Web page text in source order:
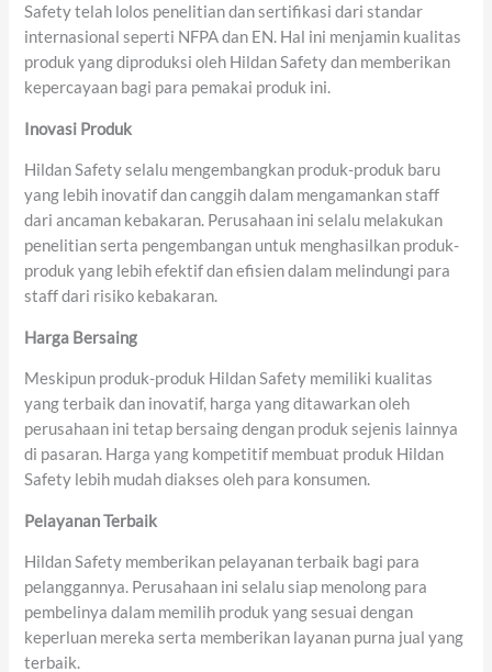
Safety telah lolos penelitian dan sertifikasi dari standar
internasional seperti NFPA dan EN. Hal ini menjamin kualitas
produk yang diproduksi oleh Hildan Safety dan memberikan
kepercayaan bagi para pemakai produk ini.
Inovasi Produk
Hildan Safety selalu mengembangkan produk-produk baru
yang lebih inovatif dan canggih dalam mengamankan staff
dari ancaman kebakaran. Perusahaan ini selalu melakukan
penelitian serta pengembangan untuk menghasilkan produk-
produk yang lebih efektif dan efisien dalam melindungi para
staff dari risiko kebakaran.
Harga Bersaing
Meskipun produk-produk Hildan Safety memiliki kualitas
yang terbaik dan inovatif, harga yang ditawarkan oleh
perusahaan ini tetap bersaing dengan produk sejenis lainnya
di pasaran. Harga yang kompetitif membuat produk Hildan
Safety lebih mudah diakses oleh para konsumen.
Pelayanan Terbaik
Hildan Safety memberikan pelayanan terbaik bagi para
pelanggannya. Perusahaan ini selalu siap menolong para
pembelinya dalam memilih produk yang sesuai dengan
keperluan mereka serta memberikan layanan purna jual yang
terbaik.